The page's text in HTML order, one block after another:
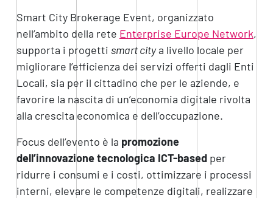
Smart City Brokerage Event, organizzato
nell’ambito della rete Enterprise Europe Network,
supporta i progetti smart citya livello locale per
migliorare l’efficienza dei servizi offerti dagli Enti
Locali, sia per il cittadino che per le aziende, e
favorire la nascita di un’economia digitale rivolta
alla crescita economica e dell’occupazione.
Focus dell’evento è la promozione
dell’innovazione tecnologica ICT-basedper
ridurre i consumi e i costi, ottimizzare i processi
interni, elevare le competenze digitali, realizzare